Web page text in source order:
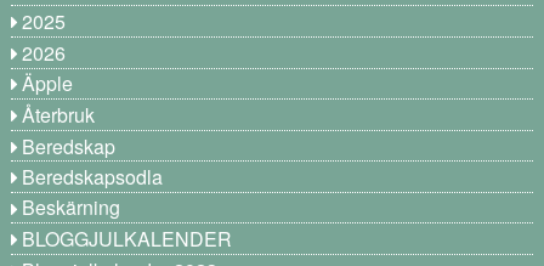
2025
2026
Äpple
Återbruk
Beredskap
Beredskapsodla
Beskärning
BLOGGJULKALENDER